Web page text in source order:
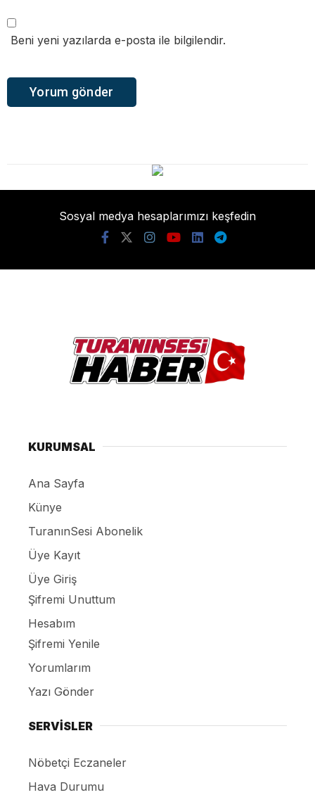
Beni yeni yazılarda e-posta ile bilgilendir.
Sosyal medya hesaplarımızı keşfedin
KURUMSAL
Ana Sayfa
Künye
TuranınSesi Abonelik
Üye Kayıt
Üye Giriş
Şifremi Unuttum
Hesabım
Şifremi Yenile
Yorumlarım
Yazı Gönder
SERVİSLER
Nöbetçi Eczaneler
Hava Durumu